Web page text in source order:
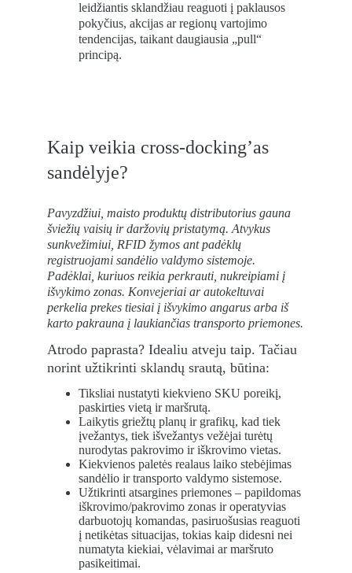
leidžiantis sklandžiau reaguoti į paklausos
pokyčius, akcijas ar regionų vartojimo
tendencijas, taikant daugiausia „pull“
principą.
Pavyzdžiui, maisto produktų distributorius gauna
šviežių vaisių ir daržovių pristatymą. Atvykus
sunkvežimiui, RFID žymos ant padėklų
registruojami sandėlio valdymo sistemoje.
Padėklai, kuriuos reikia perkrauti, nukreipiami į
išvykimo zonas. Konvejeriai ar autokeltuvai
perkelia prekes tiesiai į išvykimo angarus arba iš
karto pakrauna į laukiančias transporto priemones.
Atrodo paprasta? Idealiu atveju taip. Tačiau
norint užtikrinti sklandų srautą, būtina:
Tiksliai nustatyti kiekvieno SKU poreikį,
paskirties vietą ir maršrutą.
Laikytis griežtų planų ir grafikų, kad tiek
įvežantys, tiek išvežantys vežėjai turėtų
nurodytas pakrovimo ir iškrovimo vietas.
Kiekvienos paletės realaus laiko stebėjimas
sandėlio ir transporto valdymo sistemose.
Užtikrinti atsargines priemones – papildomas
iškrovimo/pakrovimo zonas ir operatyvias
darbuotojų komandas, pasiruošusias reaguoti
į netikėtas situacijas, tokias kaip didesni nei
numatyta kiekiai, vėlavimai ar maršruto
pasikeitimai.
Kaip veikia cross-docking’as
sandėlyje?